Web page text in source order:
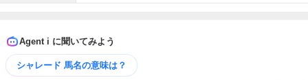
Agent i に聞いてみよう
シャレード 馬名の意味は？